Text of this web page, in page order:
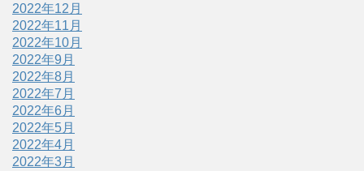
2022年12月
2022年11月
2022年10月
2022年9月
2022年8月
2022年7月
2022年6月
2022年5月
2022年4月
2022年3月